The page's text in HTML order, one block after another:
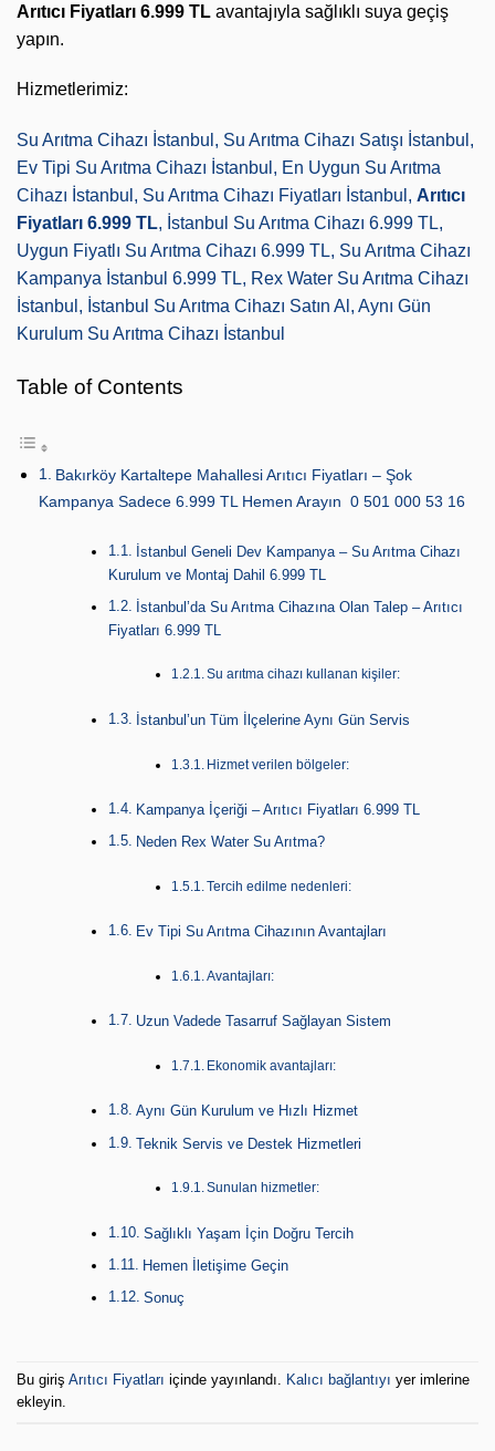
Arıtıcı Fiyatları 6.999 TL avantajıyla sağlıklı suya geçiş
yapın.
Hizmetlerimiz:
Su Arıtma Cihazı İstanbul, Su Arıtma Cihazı Satışı İstanbul,
Ev Tipi Su Arıtma Cihazı İstanbul, En Uygun Su Arıtma
Cihazı İstanbul, Su Arıtma Cihazı Fiyatları İstanbul, Arıtıcı
Fiyatları 6.999 TL, İstanbul Su Arıtma Cihazı 6.999 TL,
Uygun Fiyatlı Su Arıtma Cihazı 6.999 TL, Su Arıtma Cihazı
Kampanya İstanbul 6.999 TL, Rex Water Su Arıtma Cihazı
İstanbul, İstanbul Su Arıtma Cihazı Satın Al, Aynı Gün
Kurulum Su Arıtma Cihazı İstanbul
Table of Contents
Bakırköy Kartaltepe Mahallesi Arıtıcı Fiyatları – Şok
Kampanya Sadece 6.999 TL Hemen Arayın 0 501 000 53 16
İstanbul Geneli Dev Kampanya – Su Arıtma Cihazı
Kurulum ve Montaj Dahil 6.999 TL
İstanbul’da Su Arıtma Cihazına Olan Talep – Arıtıcı
Fiyatları 6.999 TL
Su arıtma cihazı kullanan kişiler:
İstanbul’un Tüm İlçelerine Aynı Gün Servis
Hizmet verilen bölgeler:
Kampanya İçeriği – Arıtıcı Fiyatları 6.999 TL
Neden Rex Water Su Arıtma?
Tercih edilme nedenleri:
Ev Tipi Su Arıtma Cihazının Avantajları
Avantajları:
Uzun Vadede Tasarruf Sağlayan Sistem
Ekonomik avantajları:
Aynı Gün Kurulum ve Hızlı Hizmet
Teknik Servis ve Destek Hizmetleri
Sunulan hizmetler:
Sağlıklı Yaşam İçin Doğru Tercih
Hemen İletişime Geçin
Sonuç
Bu giriş Arıtıcı Fiyatları içinde yayınlandı. Kalıcı bağlantıyı yer imlerine
ekleyin.